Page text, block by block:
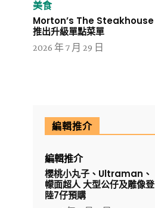
美食
Morton’s The Steakhouse
推出升級單點菜單
2026 年 7 月 29 日
編輯推介
編輯推介
櫻桃小丸子、Ultraman、
幪面超人 大型公仔及雕像登
陸7仔預購